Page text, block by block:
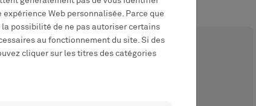
Créer un nouveau compte
Web personnalisée. Parce que
possibilité de ne pas autoriser certains
au fonctionnement du site. Si des
cliquer sur les titres des catégories